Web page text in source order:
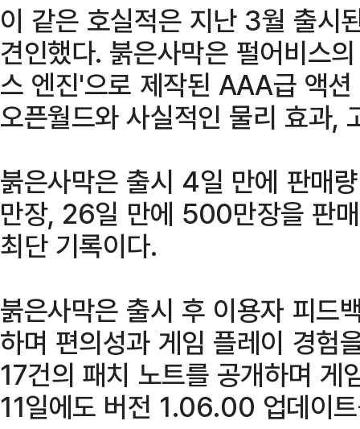
이 같은 호실적은 지난 3월 출시
견인했다. 붉은사막은 펄어비스
스 엔진'으로 제작된 AAA급 액
오픈월드와 사실적인 물리 효과,
붉은사막은 출시 4일 만에 판
만장, 26일 만에 500만장을 판
최단 기록이다.
붉은사막은 출시 후 이용자 피드
하며 편의성과 게임 플레이 경험
17건의 패치 노트를 공개하며 게
11일에도 버전 1.06.00 업데이